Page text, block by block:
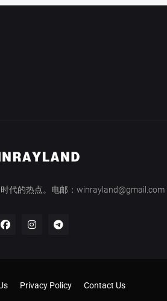
代的热点。电邮：winrayland@gmail.com
Privacy Policy Contact Us